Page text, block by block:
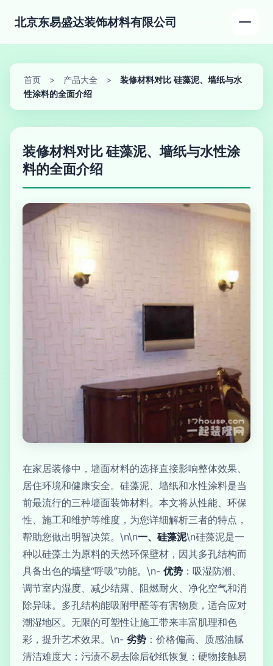
北京东易盛达装饰材料有限公司
首页 > 产品大全 >
装修材料对比 硅藻泥、墙纸与水
性涂料的全面介绍
装修材料对比 硅藻泥、墙纸与水性涂
料的全面介绍
在家居装修中，墙面材料的选择直接影响整体效果、
居住环境和健康安全。硅藻泥、墙纸和水性涂料是当
前最流行的三种墙面装饰材料。本文将从性能、环保
性、施工和维护等维度，为您详细解析三者的特点，
帮助您做出明智决策。\n\n一、硅藻泥\n硅藻泥是一
种以硅藻土为原料的天然环保壁材，因其多孔结构而
具备出色的墙壁“呼吸”功能。\n- 优势 ：吸湿防潮、
调节室内湿度、减少结露、阻燃耐火、净化空气和消
除异味。多孔结构能吸附甲醛等有害物质，适合应对
潮湿地区。无限的可塑性让施工带来丰富肌理和色
彩，提升艺术效果。\n- 劣势 ：价格偏高、质感油腻
清洁难度大；污渍不易去除后砂纸恢复；硬物接触易